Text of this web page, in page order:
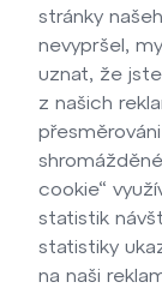
stránky
nevypršel,
uznat, že
z našich
cookie“
statistik
statistiky
na naši